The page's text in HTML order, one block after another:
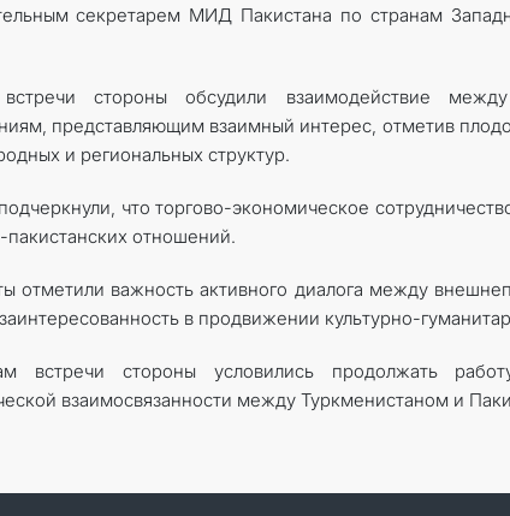
секретарем МИД Пакистана по странам
стороны обсудили взаимодействие
представляющим взаимный интерес, отметив
и региональных структур.
что торгово-экономическое
отношений.
отметили важность активного диалога между
в продвижении культурно-
встречи стороны условились продолжать
взаимосвязанности между Туркменистаном и